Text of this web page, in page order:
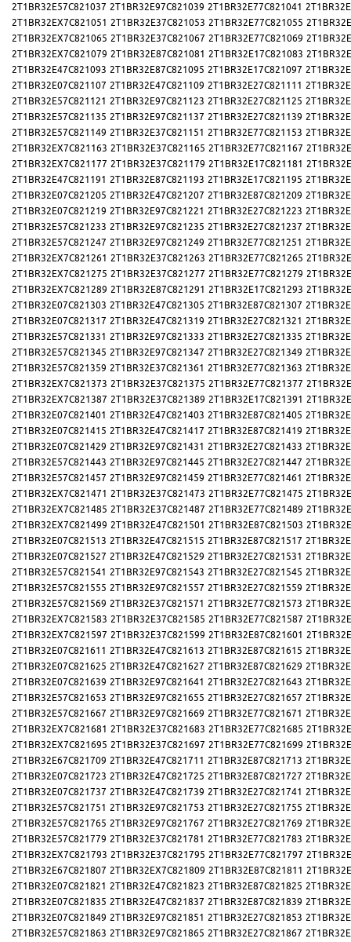
2T1BR32E57C821037 2T1BR32E97C821039 2T1BR32E77C821041
2T1BR32EX7C821051 2T1BR32E37C821053 2T1BR32E77C821055
2T1BR32EX7C821065 2T1BR32E37C821067 2T1BR32E77C821069
2T1BR32EX7C821079 2T1BR32E87C821081 2T1BR32E17C821083
2T1BR32E47C821093 2T1BR32E87C821095 2T1BR32E17C821097
2T1BR32E07C821107 2T1BR32E47C821109 2T1BR32E27C821111
2T1BR32E57C821121 2T1BR32E97C821123 2T1BR32E27C821125
2T1BR32E57C821135 2T1BR32E97C821137 2T1BR32E27C821139
2T1BR32E57C821149 2T1BR32E37C821151 2T1BR32E77C821153
2T1BR32EX7C821163 2T1BR32E37C821165 2T1BR32E77C821167
2T1BR32EX7C821177 2T1BR32E37C821179 2T1BR32E17C821181
2T1BR32E47C821191 2T1BR32E87C821193 2T1BR32E17C821195
2T1BR32E07C821205 2T1BR32E47C821207 2T1BR32E87C821209
2T1BR32E07C821219 2T1BR32E97C821221 2T1BR32E27C821223
2T1BR32E57C821233 2T1BR32E97C821235 2T1BR32E27C821237
2T1BR32E57C821247 2T1BR32E97C821249 2T1BR32E77C821251
2T1BR32EX7C821261 2T1BR32E37C821263 2T1BR32E77C821265
2T1BR32EX7C821275 2T1BR32E37C821277 2T1BR32E77C821279
2T1BR32EX7C821289 2T1BR32E87C821291 2T1BR32E17C821293
2T1BR32E07C821303 2T1BR32E47C821305 2T1BR32E87C821307
2T1BR32E07C821317 2T1BR32E47C821319 2T1BR32E27C821321
2T1BR32E57C821331 2T1BR32E97C821333 2T1BR32E27C821335
2T1BR32E57C821345 2T1BR32E97C821347 2T1BR32E27C821349
2T1BR32E57C821359 2T1BR32E37C821361 2T1BR32E77C821363
2T1BR32EX7C821373 2T1BR32E37C821375 2T1BR32E77C821377
2T1BR32EX7C821387 2T1BR32E37C821389 2T1BR32E17C821391
2T1BR32E07C821401 2T1BR32E47C821403 2T1BR32E87C821405
2T1BR32E07C821415 2T1BR32E47C821417 2T1BR32E87C821419
2T1BR32E07C821429 2T1BR32E97C821431 2T1BR32E27C821433
2T1BR32E57C821443 2T1BR32E97C821445 2T1BR32E27C821447
2T1BR32E57C821457 2T1BR32E97C821459 2T1BR32E77C821461
2T1BR32EX7C821471 2T1BR32E37C821473 2T1BR32E77C821475
2T1BR32EX7C821485 2T1BR32E37C821487 2T1BR32E77C821489
2T1BR32EX7C821499 2T1BR32E47C821501 2T1BR32E87C821503
2T1BR32E07C821513 2T1BR32E47C821515 2T1BR32E87C821517
2T1BR32E07C821527 2T1BR32E47C821529 2T1BR32E27C821531
2T1BR32E57C821541 2T1BR32E97C821543 2T1BR32E27C821545
2T1BR32E57C821555 2T1BR32E97C821557 2T1BR32E27C821559
2T1BR32E57C821569 2T1BR32E37C821571 2T1BR32E77C821573
2T1BR32EX7C821583 2T1BR32E37C821585 2T1BR32E77C821587
2T1BR32EX7C821597 2T1BR32E37C821599 2T1BR32E87C821601
2T1BR32E07C821611 2T1BR32E47C821613 2T1BR32E87C821615
2T1BR32E07C821625 2T1BR32E47C821627 2T1BR32E87C821629
2T1BR32E07C821639 2T1BR32E97C821641 2T1BR32E27C821643
2T1BR32E57C821653 2T1BR32E97C821655 2T1BR32E27C821657
2T1BR32E57C821667 2T1BR32E97C821669 2T1BR32E77C821671
2T1BR32EX7C821681 2T1BR32E37C821683 2T1BR32E77C821685
2T1BR32EX7C821695 2T1BR32E37C821697 2T1BR32E77C821699
2T1BR32E67C821709 2T1BR32E47C821711 2T1BR32E87C821713
2T1BR32E07C821723 2T1BR32E47C821725 2T1BR32E87C821727
2T1BR32E07C821737 2T1BR32E47C821739 2T1BR32E27C821741
2T1BR32E57C821751 2T1BR32E97C821753 2T1BR32E27C821755
2T1BR32E57C821765 2T1BR32E97C821767 2T1BR32E27C821769
2T1BR32E57C821779 2T1BR32E37C821781 2T1BR32E77C821783
2T1BR32EX7C821793 2T1BR32E37C821795 2T1BR32E77C821797
2T1BR32E67C821807 2T1BR32EX7C821809 2T1BR32E87C821811
2T1BR32E07C821821 2T1BR32E47C821823 2T1BR32E87C821825
2T1BR32E07C821835 2T1BR32E47C821837 2T1BR32E87C821839
2T1BR32E07C821849 2T1BR32E97C821851 2T1BR32E27C821853
2T1BR32E57C821863 2T1BR32E97C821865 2T1BR32E27C821867